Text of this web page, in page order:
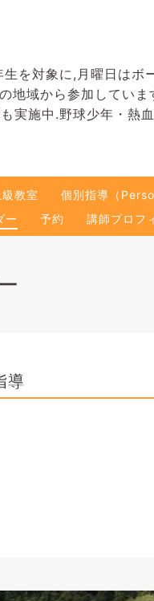
を対象に,月曜日はボ
地域から参加していま
実施中.野球少年・熱
教室 個別指導（
ー 予約 講師プロフ
導